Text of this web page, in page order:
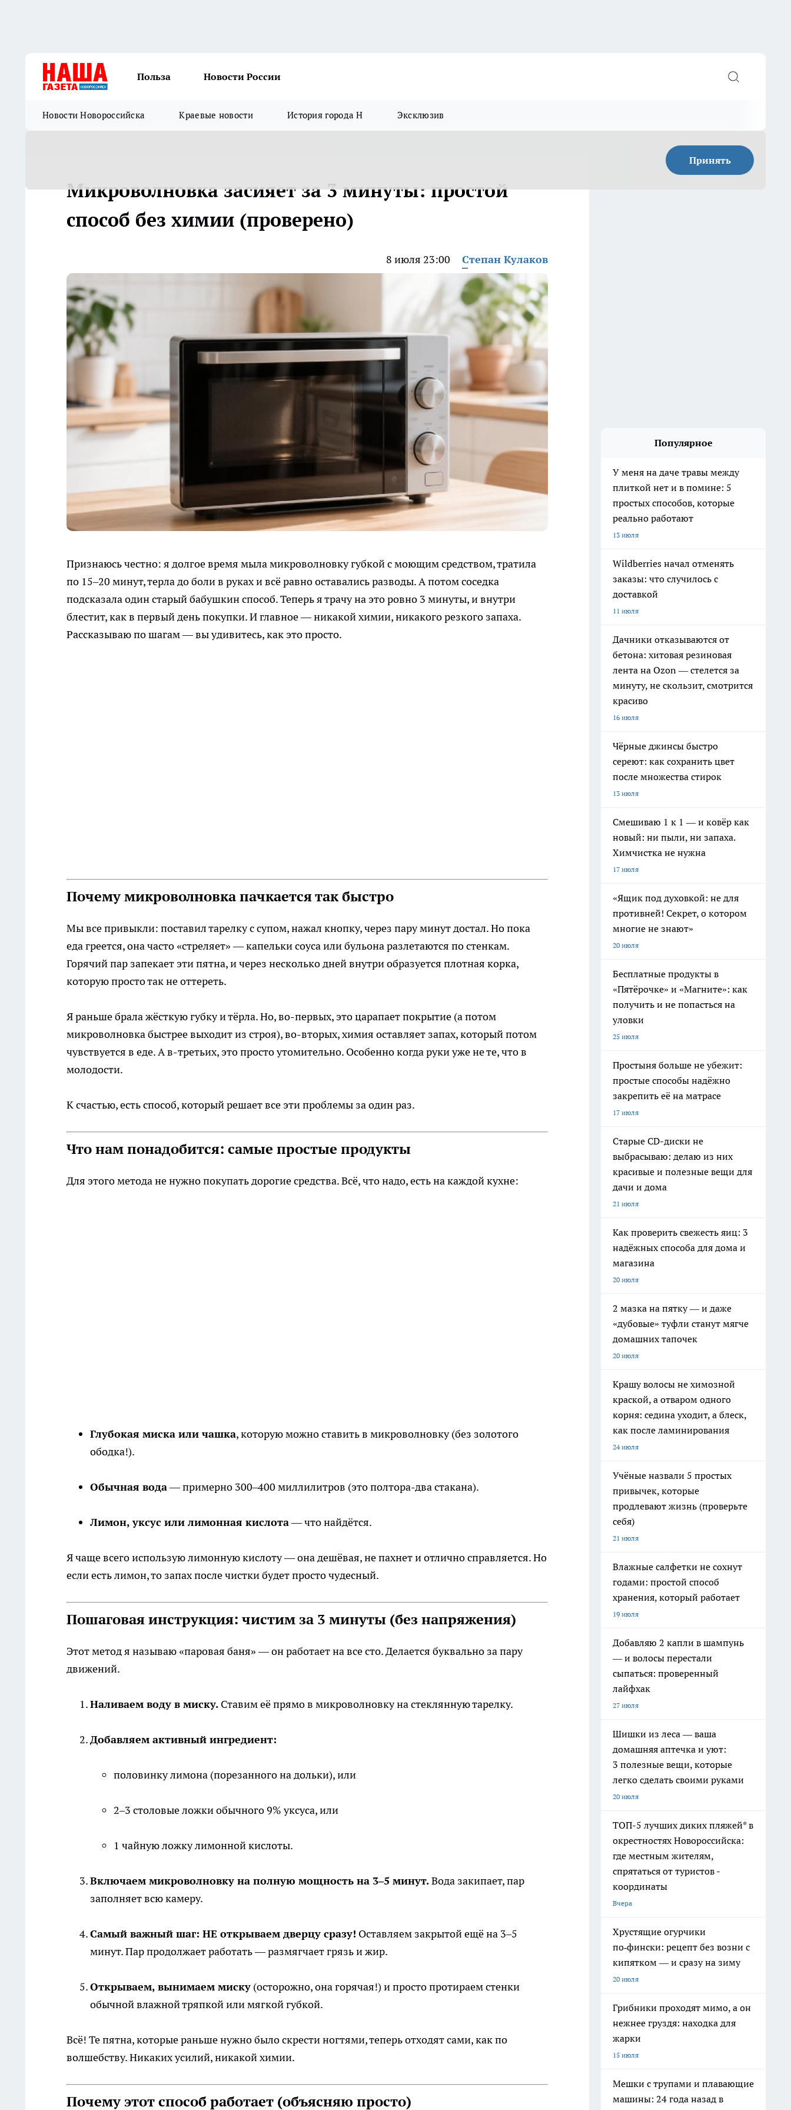
Польза Новости России
Новости Новороссийска Краевые новости История города Н Эксклюзив
Принять
Микроволновка засияет за 3 минуты: простой
способ без химии (проверено)
8 июля 23:00 Степан Кулаков
Признаюсь честно: я долгое время мыла микроволновку губкой с моющим средством, тратила
по 15–20 минут, терла до боли в руках и всё равно оставались разводы. А потом соседка
подсказала один старый бабушкин способ. Теперь я трачу на это ровно 3 минуты, и внутри
блестит, как в первый день покупки. И главное — никакой химии, никакого резкого запаха.
Рассказываю по шагам — вы удивитесь, как это просто.
Почему микроволновка пачкается так быстро
Мы все привыкли: поставил тарелку с супом, нажал кнопку, через пару минут достал. Но пока
еда греется, она часто «стреляет» — капельки соуса или бульона разлетаются по стенкам.
Горячий пар запекает эти пятна, и через несколько дней внутри образуется плотная корка,
которую просто так не оттереть.
Я раньше брала жёсткую губку и тёрла. Но, во-первых, это царапает покрытие (а потом
микроволновка быстрее выходит из строя), во-вторых, химия оставляет запах, который потом
чувствуется в еде. А в-третьих, это просто утомительно. Особенно когда руки уже не те, что в
молодости.
К счастью, есть способ, который решает все эти проблемы за один раз.
Что нам понадобится: самые простые продукты
Для этого метода не нужно покупать дорогие средства. Всё, что надо, есть на каждой кухне:
Глубокая миска или чашка, которую можно ставить в микроволновку (без золотого
ободка!).
Обычная вода— примерно 300–400 миллилитров (это полтора-два стакана).
Лимон, уксус или лимонная кислота— что найдётся.
Я чаще всего использую лимонную кислоту — она дешёвая, не пахнет и отлично справляется. Но
если есть лимон, то запах после чистки будет просто чудесный.
Пошаговая инструкция: чистим за 3 минуты (без напряжения)
Этот метод я называю «паровая баня» — он работает на все сто. Делается буквально за пару
движений.
Наливаем воду в миску. Ставим её прямо в микроволновку на стеклянную тарелку.
Добавляем активный ингредиент:
половинку лимона (порезанного на дольки), или
2–3 столовые ложки обычного 9% уксуса, или
1 чайную ложку лимонной кислоты.
Включаем микроволновку на полную мощность на 3–5 минут.Вода закипает, пар
заполняет всю камеру.
Самый важный шаг: НЕ открываем дверцу сразу! Оставляем закрытой ещё на 3–5
минут. Пар продолжает работать — размягчает грязь и жир.
Открываем, вынимаем миску (осторожно, она горячая!) и просто протираем стенки
обычной влажной тряпкой или мягкой губкой.
Всё! Те пятна, которые раньше нужно было скрести ногтями, теперь отходят сами, как по
волшебству. Никаких усилий, никакой химии.
Почему этот способ работает (объясняю просто)
Популярное
У меня на даче травы между
плиткой нет и в помине: 5
простых способов, которые
реально работают
13 июля
Wildberries начал отменять
заказы: что случилось с
доставкой
11 июля
Дачники отказываются от
бетона: хитовая резиновая
лента на Ozon — стелется за
минуту, не скользит, смотрится
красиво
16 июля
Чёрные джинсы быстро
сереют: как сохранить цвет
после множества стирок
13 июля
Смешиваю 1 к 1 — и ковёр как
новый: ни пыли, ни запаха.
Химчистка не нужна
17 июля
«Ящик под духовкой: не для
противней! Секрет, о котором
многие не знают»
20 июля
Бесплатные продукты в
«Пятёрочке» и «Магните»: как
получить и не попасться на
уловки
25 июля
Простыня больше не убежит:
простые способы надёжно
закрепить её на матрасе
17 июля
Старые CD-диски не
выбрасываю: делаю из них
красивые и полезные вещи для
дачи и дома
21 июля
Как проверить свежесть яиц: 3
надёжных способа для дома и
магазина
20 июля
2 мазка на пятку — и даже
«дубовые» туфли станут мягче
домашних тапочек
20 июля
Крашу волосы не химозной
краской, а отваром одного
корня: седина уходит, а блеск,
как после ламинирования
24 июля
Учёные назвали 5 простых
привычек, которые
продлевают жизнь (проверьте
себя)
21 июля
Влажные салфетки не сохнут
годами: простой способ
хранения, который работает
19 июля
Добавляю 2 капли в шампунь
— и волосы перестали
сыпаться: проверенный
лайфхак
27 июля
Шишки из леса — ваша
домашняя аптечка и уют:
3 полезные вещи, которые
легко сделать своими руками
20 июля
ТОП-5 лучших диких пляжей* в
окрестностях Новороссийска:
где местным жителям,
спрятаться от туристов -
координаты
Вчера
Хрустящие огурчики
по‑фински: рецепт без возни с
кипятком — и сразу на зиму
20 июля
Грибники проходят мимо, а он
нежнее груздя: находка для
жарки
15 июля
Мешки с трупами и плавающие
машины: 24 года назад в